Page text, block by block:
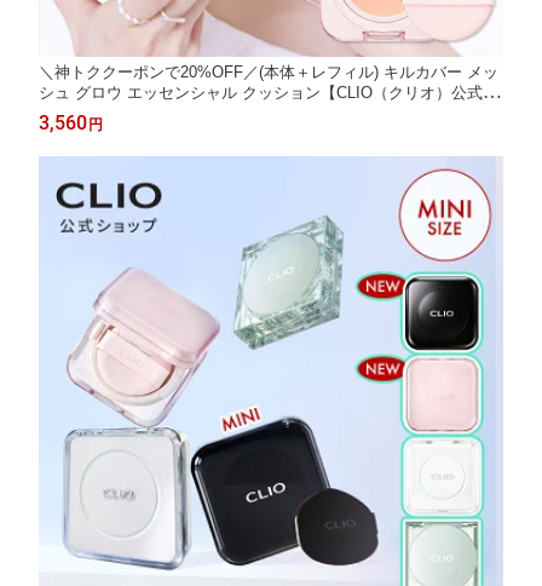
＼神トククーポンで20%OFF／(本体＋レフィル) キルカバー メッ
シュ グロウ エッセンシャル クッション【CLIO（クリオ）公式】
ファンデーション ファンデー カバー力 持続 長時間キープ 韓国
コスメ メイク
3,560円